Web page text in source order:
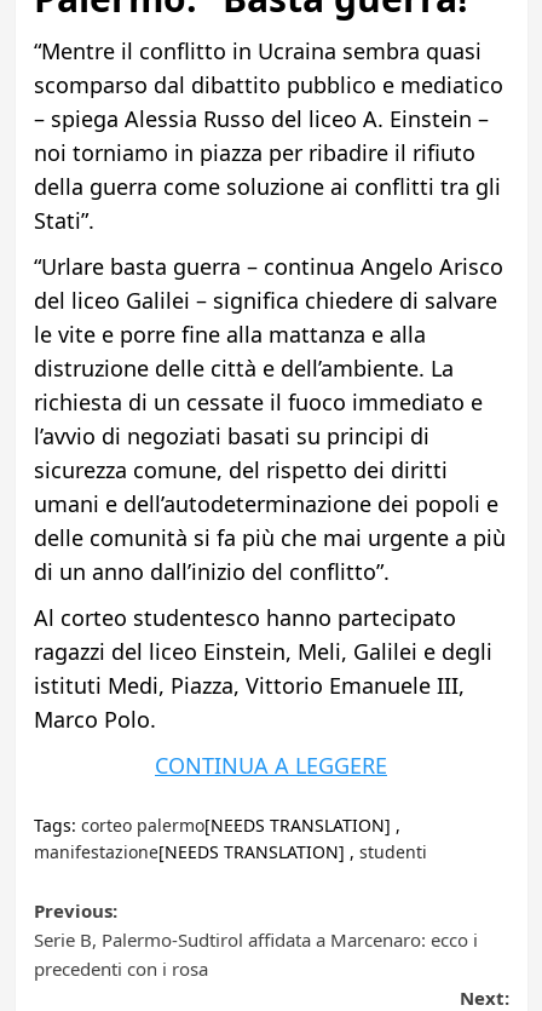
“Mentre il conflitto in Ucraina sembra quasi
scomparso dal dibattito pubblico e mediatico
– spiega Alessia Russo del liceo A. Einstein –
noi torniamo in piazza per ribadire il rifiuto
della guerra come soluzione ai conflitti tra gli
Stati”.
“Urlare basta guerra – continua Angelo Arisco
del liceo Galilei – significa chiedere di salvare
le vite e porre fine alla mattanza e alla
distruzione delle città e dell’ambiente. La
richiesta di un cessate il fuoco immediato e
l’avvio di negoziati basati su principi di
sicurezza comune, del rispetto dei diritti
umani e dell’autodeterminazione dei popoli e
delle comunità si fa più che mai urgente a più
di un anno dall’inizio del conflitto”.
Al corteo studentesco hanno partecipato
ragazzi del liceo Einstein, Meli, Galilei e degli
istituti Medi, Piazza, Vittorio Emanuele III,
Marco Polo.
CONTINUA A LEGGERE
Tags: corteo palermo[NEEDS TRANSLATION] ,
manifestazione[NEEDS TRANSLATION] , studenti
Post
navigation
Previous:
Serie B, Palermo-Sudtirol affidata a Marcenaro: ecco i
precedenti con i rosa
Next: